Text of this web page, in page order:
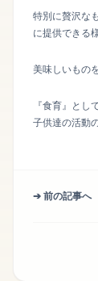
特別に贅沢な
に提供できる
美味しいもの
『食育』とし
子供達の活動
➔ 前の記事へ